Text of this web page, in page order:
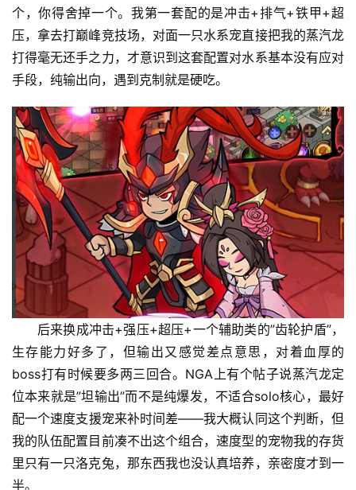
个，你得舍掉一个。我第一套配的是冲击+排气+铁甲+超
压，拿去打巅峰竞技场，对面一只水系宠直接把我的蒸汽龙
打得毫无还手之力，才意识到这套配置对水系基本没有应对
手段，纯输出向，遇到克制就是硬吃。
后来换成冲击+强压+超压+一个辅助类的”齿轮护盾”，
生存能力好多了，但输出又感觉差点意思，对着血厚的
boss打有时候要多两三回合。NGA上有个帖子说蒸汽龙定
位本来就是”坦输出”而不是纯爆发，不适合solo核心，最好
配一个速度支援宠来补时间差——我大概认同这个判断，但
我的队伍配置目前凑不出这个组合，速度型的宠物我的存货
里只有一只洛克兔，那东西我也没认真培养，亲密度才到一
半。